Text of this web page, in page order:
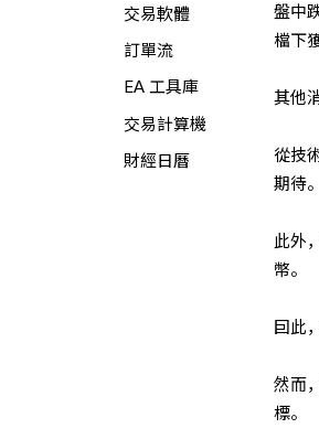
交易軟體
訂單流
EA 工具庫
交易計算機
財經日曆
盤中
檔下
其他
從技
期待。
此外
幣。
囙此
然而
標。